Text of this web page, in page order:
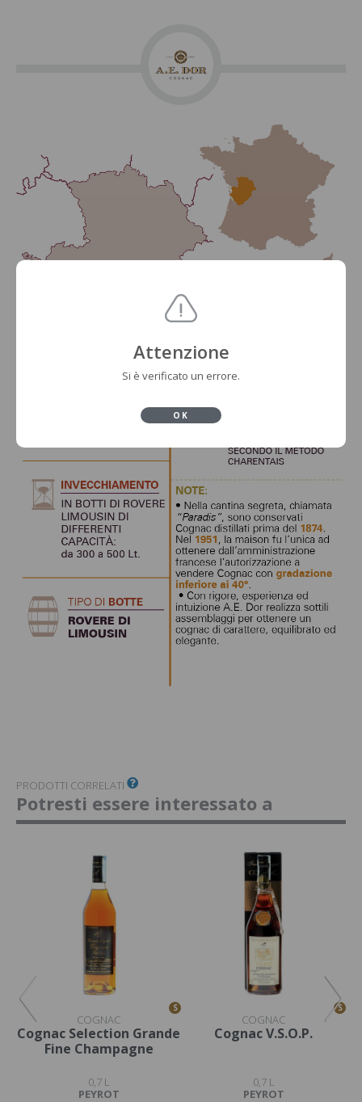
PRODOTTI CORRELATI
Potresti essere interessato a
S
COGNAC
Cognac Selection Grande
Fine Champagne
0,7 L
PEYROT
S
COGNAC
Cognac V.S.O.P.
0,7 L
PEYROT
Attenzione
Si è verificato un errore.
OK